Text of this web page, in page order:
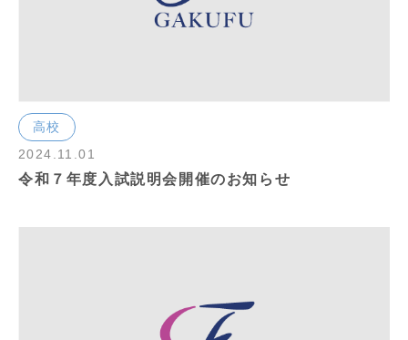
高校
2024.11.01
令和７年度入試説明会開催のお知らせ